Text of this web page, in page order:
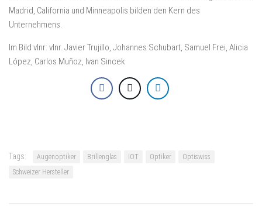
Madrid, California und Minneapolis bilden den Kern des
Unternehmens.
Im Bild vlnr: vlnr. Javier Trujillo, Johannes Schubart, Samuel Frei, Alicia
López, Carlos Muñoz, Ivan Sincek
Tags: Augenoptiker Brillenglas IOT Optiker
Optiswiss
Schweizer Hersteller